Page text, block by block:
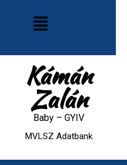
Kámán
Zalán
Baby– GYIV
MVLSZ Adatbank